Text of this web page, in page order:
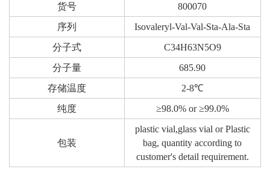
货号
800070
序列
Isovaleryl-Val-Val-Sta-Ala-Sta
分子式
C34H63N5O9
分子量
685.90
存储温度
2-8℃
纯度
≥98.0% or ≥99.0%
包装
plastic vial,glass vial or Plastic
bag, quantity according to
customer's detail requirement.